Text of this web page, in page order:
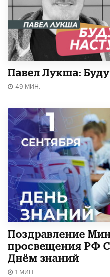
Павел Лукша:
49 МИН.
Поздравление
просвещения РФ
Днём знаний
1 МИН.